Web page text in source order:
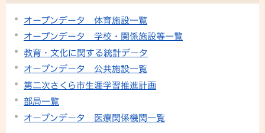
オープンデータ 体育施設一覧
オープンデータ 学校・関係施設等一覧
教育・文化に関する統計データ
オープンデータ 公共施設一覧
第二次さくら市生涯学習推進計画
部局一覧
オープンデータ 医療関係機関一覧